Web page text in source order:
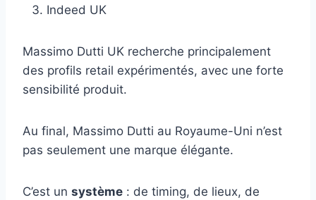
Indeed UK
Massimo Dutti UK recherche principalement
des profils retail expérimentés, avec une forte
sensibilité produit.
Au final, Massimo Dutti au Royaume-Uni n’est
pas seulement une marque élégante.
C’est un système : de timing, de lieux, de